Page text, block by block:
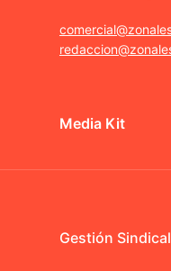
Media Kit
Gestión Sindical